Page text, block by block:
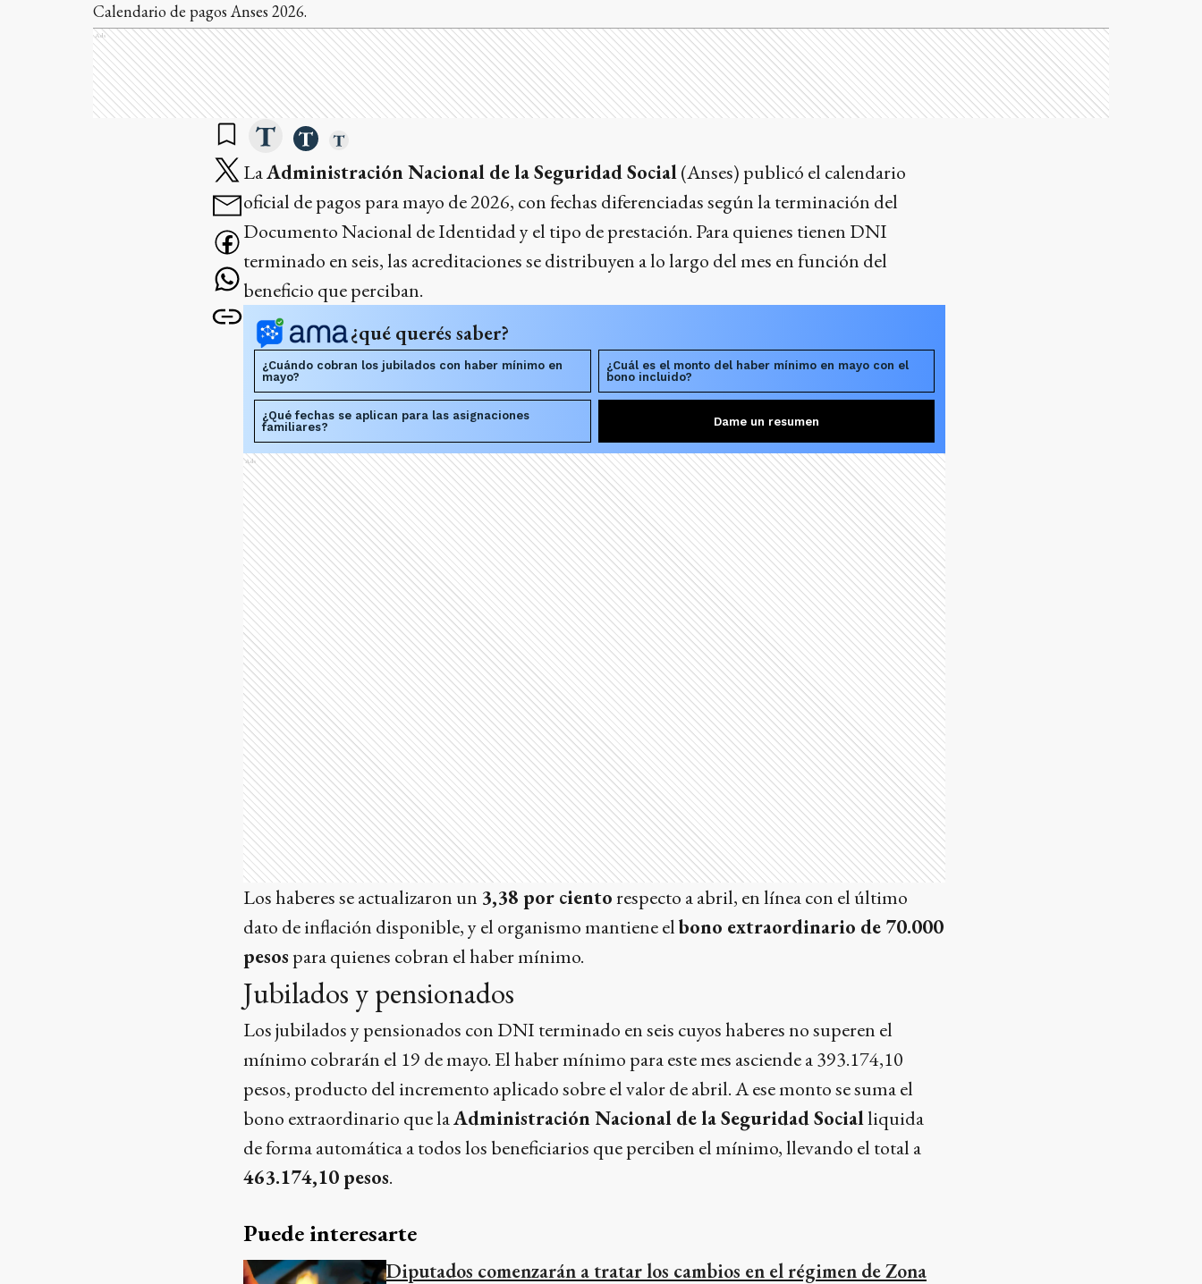
Calendario de pagos Anses 2026.
Ads
LaAdministración Nacional de la Seguridad Social(Anses) publicó el calendario
oficial de pagos para mayo de 2026, con fechas diferenciadas según la terminación del
Documento Nacional de Identidad y el tipo de prestación. Para quienes tienen DNI
terminado en seis, las acreditaciones se distribuyen a lo largo del mes en función del
beneficio que perciban.
¿qué querés saber?
¿Cuándo cobran los jubilados con haber mínimo en
mayo?
¿Cuál es el monto del haber mínimo en mayo con el
bono incluido?
¿Qué fechas se aplican para las asignaciones
familiares?
Dame un resumen
Ads
Los haberes se actualizaron un 3,38 por cientorespecto a abril, en línea con el último
dato de inflación disponible, y el organismo mantiene elbono extraordinario de 70.000
pesos para quienes cobran el haber mínimo.
Jubilados y pensionados
Los jubilados y pensionados con DNI terminado en seis cuyos haberes no superen el
mínimo cobrarán el 19 de mayo. El haber mínimo para este mes asciende a 393.174,10
pesos, producto del incremento aplicado sobre el valor de abril. A ese monto se suma el
bono extraordinario que laAdministración Nacional de la Seguridad Socialliquida
de forma automática a todos los beneficiarios que perciben el mínimo, llevando el total a
463.174,10 pesos.
Puede interesarte
Diputados comenzarán a tratar los cambios en el régimen de Zona